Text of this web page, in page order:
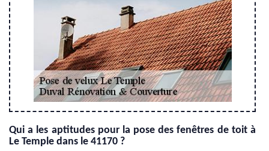
Qui a les aptitudes pour la pose des fenêtres de toit à
Le Temple dans le 41170 ?